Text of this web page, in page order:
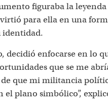
figuraba la leyenda
para ella en una
identidad.
decidió enfocarse en lo
que se me
que mi militancia
el plano simbólico”,